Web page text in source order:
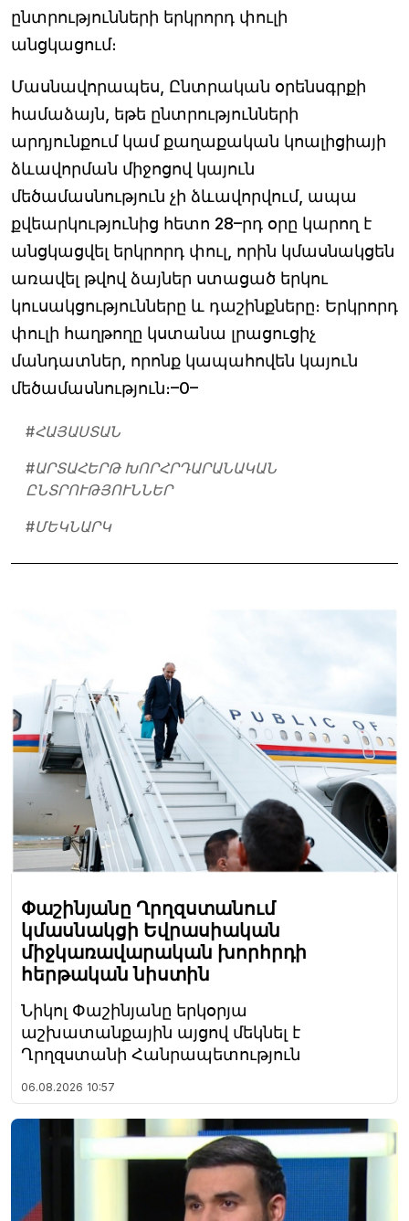
ընտրությունների երկրորդ փուլի
անցկացում։
Մասնավորապես, Ընտրական օրենսգրքի
համաձայն, եթե ընտրությունների
արդյունքում կամ քաղաքական կոալիցիայի
ձևավորման միջոցով կայուն
մեծամասնություն չի ձևավորվում, ապա
քվեարկությունից հետո 28–րդ օրը կարող է
անցկացվել երկրորդ փուլ, որին կմասնակցեն
առավել թվով ձայներ ստացած երկու
կուսակցությունները և դաշինքները։ Երկրորդ
փուլի հաղթողը կստանա լրացուցիչ
մանդատներ, որոնք կապահովեն կայուն
մեծամասնություն։–0–
#ՀԱՅԱՍՏԱՆ
#ԱՐՏԱՀԵՐԹ ԽՈՐՀՐԴԱՐԱՆԱԿԱՆ
ԸՆՏՐՈՒԹՅՈՒՆՆԵՐ
#ՄԵԿՆԱՐԿ
Փաշինյանը Ղրղզստանում
կմասնակցի Եվրասիական
միջկառավարական խորհրդի
հերթական նիստին
Նիկոլ Փաշինյանը երկօրյա
աշխատանքային այցով մեկնել է
Ղրղզստանի Հանրապետություն
06.08.2026 10:57